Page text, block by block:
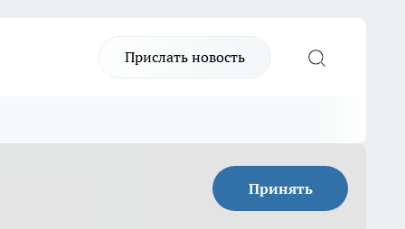
Прислать новость
Принять